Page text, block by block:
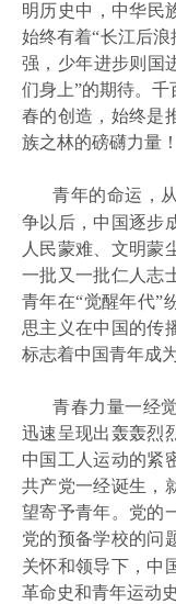
明历史中，中华民
始终有着“长江后浪
强，少年进步则国
们身上”的期待。
春的创造，始终是
族之林的磅礴力量！
青年的命运，
争以后，中国逐步
人民蒙难、文明蒙
一批又一批仁人志
青年在“觉醒年代”
思主义在中国的传
标志着中国青年成
青春力量一经
迅速呈现出轰轰烈
中国工人运动的紧
共产党一经诞生，
望寄予青年。党的
党的预备学校的问
关怀和领导下，中
革命史和青年运动